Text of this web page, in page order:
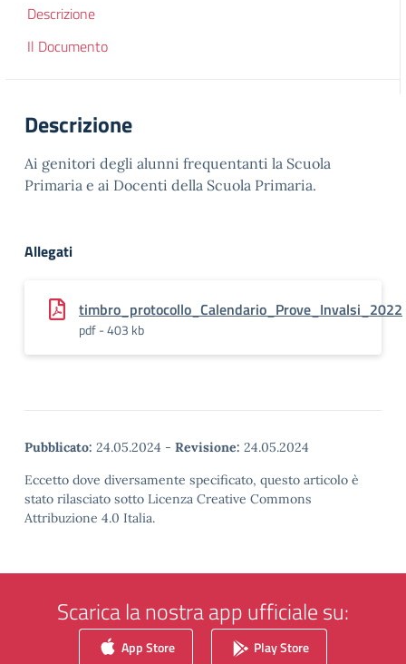
Descrizione
Il Documento
Descrizione
Ai genitori degli alunni frequentanti la Scuola
Primaria e ai Docenti della Scuola Primaria.
Allegati
timbro_protocollo_Calendario_Prove_Invalsi_2022
pdf - 403 kb
Pubblicato: 24.05.2024 - Revisione: 24.05.2024
Eccetto dove diversamente specificato, questo articolo è
stato rilasciato sotto Licenza Creative Commons
Attribuzione 4.0 Italia.
Scarica la nostra app ufficiale su:
App Store Play Store